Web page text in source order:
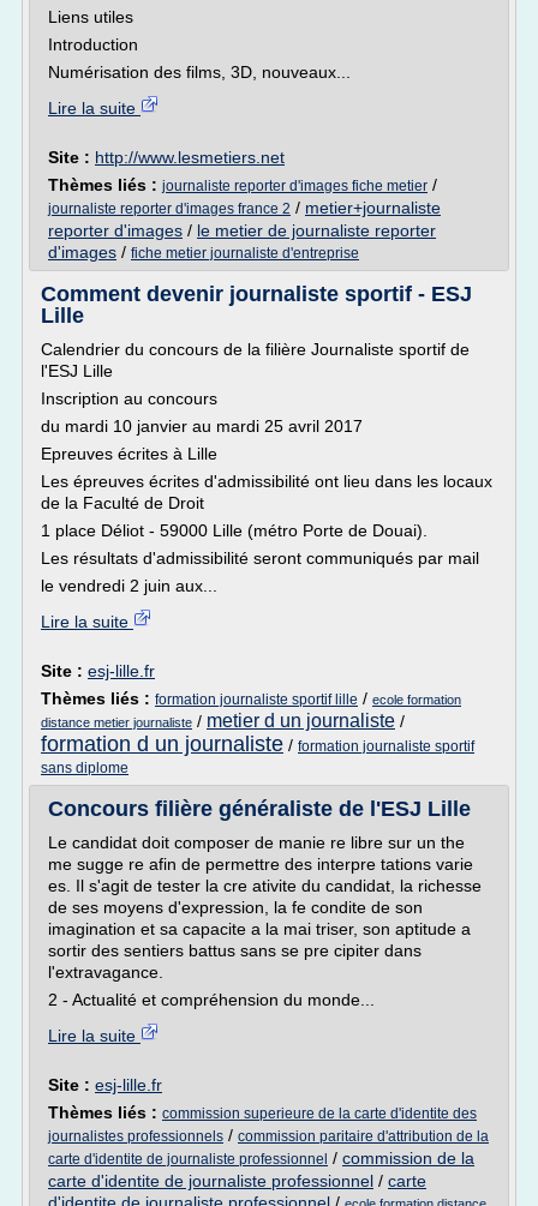
Liens utiles
Introduction
Numérisation des films, 3D, nouveaux...
Lire la suite
Site : http://www.lesmetiers.net
Thèmes liés : journaliste reporter d'images fiche metier /
journaliste reporter d'images france 2 / metier+journaliste
reporter d'images / le metier de journaliste reporter
d'images / fiche metier journaliste d'entreprise
Comment devenir journaliste sportif - ESJ
Lille
Calendrier du concours de la filière Journaliste sportif de
l'ESJ Lille
Inscription au concours
du mardi 10 janvier au mardi 25 avril 2017
Epreuves écrites à Lille
Les épreuves écrites d'admissibilité ont lieu dans les locaux
de la Faculté de Droit
1 place Déliot - 59000 Lille (métro Porte de Douai).
Les résultats d'admissibilité seront communiqués par mail
le vendredi 2 juin aux...
Lire la suite
Site : esj-lille.fr
Thèmes liés : formation journaliste sportif lille / ecole formation
distance metier journaliste / metier d un journaliste /
formation d un journaliste / formation journaliste sportif
sans diplome
Concours filière généraliste de l'ESJ Lille
Le candidat doit composer de manie re libre sur un the
me sugge re afin de permettre des interpre tations varie
es. Il s'agit de tester la cre ativite du candidat, la richesse
de ses moyens d'expression, la fe condite de son
imagination et sa capacite a la mai triser, son aptitude a
sortir des sentiers battus sans se pre cipiter dans
l'extravagance.
2 - Actualité et compréhension du monde...
Lire la suite
Site : esj-lille.fr
Thèmes liés : commission superieure de la carte d'identite des
journalistes professionnels / commission paritaire d'attribution de la
carte d'identite de journaliste professionnel / commission de la
carte d'identite de journaliste professionnel / carte